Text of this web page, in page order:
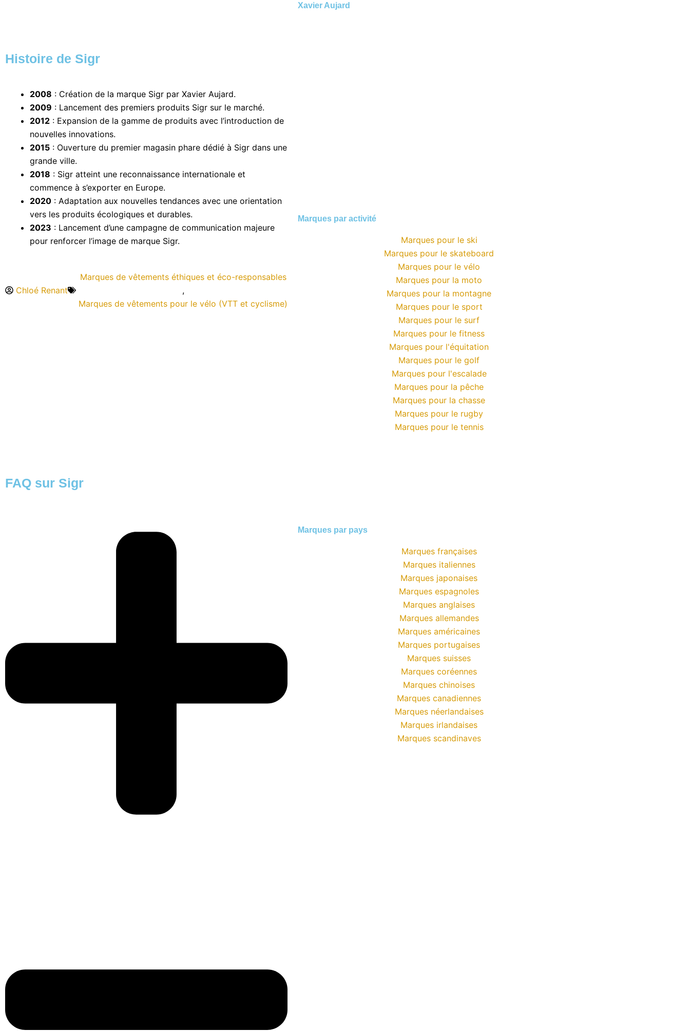
Xavier Aujard
Histoire de Sigr
2008 : Création de la marque Sigr par Xavier Aujard.
2009 : Lancement des premiers produits Sigr sur le marché.
2012 : Expansion de la gamme de produits avec l’introduction de
nouvelles innovations.
2015 : Ouverture du premier magasin phare dédié à Sigr dans une
grande ville.
2018 : Sigr atteint une reconnaissance internationale et
commence à s’exporter en Europe.
2020 : Adaptation aux nouvelles tendances avec une orientation
vers les produits écologiques et durables.
2023 : Lancement d’une campagne de communication majeure
pour renforcer l’image de marque Sigr.
Chloé Renant
Marques de vêtements éthiques et éco-responsables
,
Marques de vêtements pour le vélo (VTT et cyclisme)
FAQ sur Sigr
Marques par activité
Marques pour le ski
Marques pour le skateboard
Marques pour le vélo
Marques pour la moto
Marques pour la montagne
Marques pour le sport
Marques pour le surf
Marques pour le fitness
Marques pour l'équitation
Marques pour le golf
Marques pour l'escalade
Marques pour la pêche
Marques pour la chasse
Marques pour le rugby
Marques pour le tennis
Marques par pays
Marques françaises
Marques italiennes
Marques japonaises
Marques espagnoles
Marques anglaises
Marques allemandes
Marques américaines
Marques portugaises
Marques suisses
Marques coréennes
Marques chinoises
Marques canadiennes
Marques néerlandaises
Marques irlandaises
Marques scandinaves